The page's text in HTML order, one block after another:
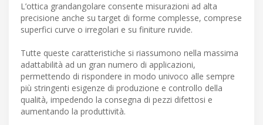
L’ottica grandangolare consente misurazioni ad alta
precisione anche su target di forme complesse, comprese
superfici curve o irregolari e su finiture ruvide.
Tutte queste caratteristiche si riassumono nella massima
adattabilità ad un gran numero di applicazioni,
permettendo di rispondere in modo univoco alle sempre
più stringenti esigenze di produzione e controllo della
qualità, impedendo la consegna di pezzi difettosi e
aumentando la produttività.